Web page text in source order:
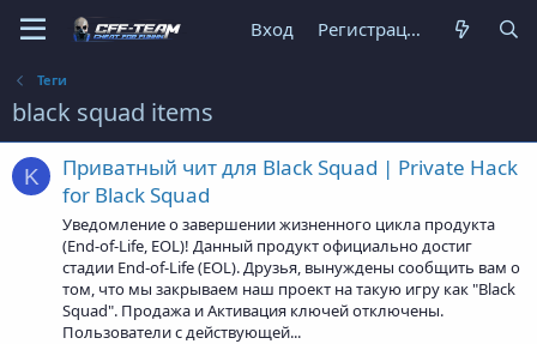
Вход Регистрация
Теги
black squad items
K
Приватный чит для Black Squad | Private Hack
for Black Squad
Уведомление о завершении жизненного цикла продукта
(End-of-Life, EOL)! Данный продукт официально достиг
стадии End-of-Life (EOL). Друзья, вынуждены сообщить вам о
том, что мы закрываем наш проект на такую игру как "Black
Squad". Продажа и Активация ключей отключены.
Пользователи с действующей...